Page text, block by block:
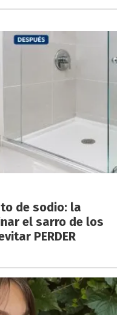
de sodio: la
el sarro de los
PERDER